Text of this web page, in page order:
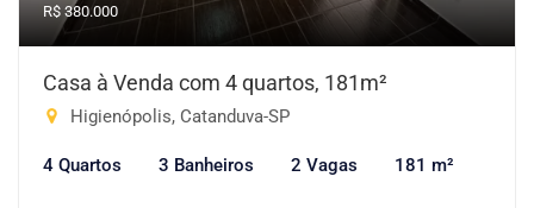
R$ 380.000
Casa à Venda com 4 quartos, 181m²
Higienópolis, Catanduva-SP
4 Quartos 3 Banheiros 2 Vagas 181 m²